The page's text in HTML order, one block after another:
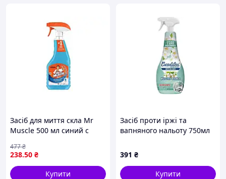
Засіб для миття скла Mr
Muscle 500 мл синий с
для окон зеркал и
хромированных
поверхностей
238.50 ₴
477₴
Купити
Засіб проти іржі та
вапняного нальоту 750мл
мускус ТМ COCCOLATEVI
391 ₴
Купити